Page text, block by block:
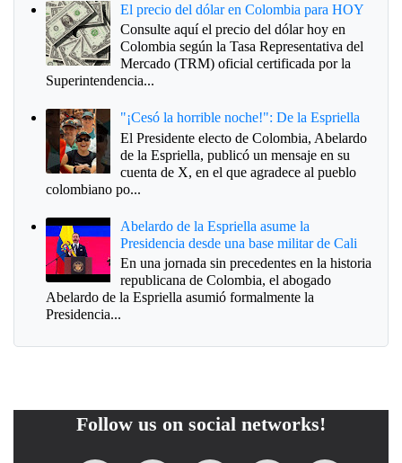
El precio del dólar en Colombia para HOY
Consulte aquí el precio del dólar hoy en
Colombia según la Tasa Representativa del
Mercado (TRM) oficial certificada por la
Superintendencia...
"¡Cesó la horrible noche!": De la Espriella
El Presidente electo de Colombia, Abelardo
de la Espriella, publicó un mensaje en su
cuenta de X, en el que agradece al pueblo
colombiano po...
Abelardo de la Espriella asume la
Presidencia desde una base militar de Cali
En una jornada sin precedentes en la historia
republicana de Colombia, el abogado
Abelardo de la Espriella asumió formalmente la
Presidencia...
Follow us on social networks!